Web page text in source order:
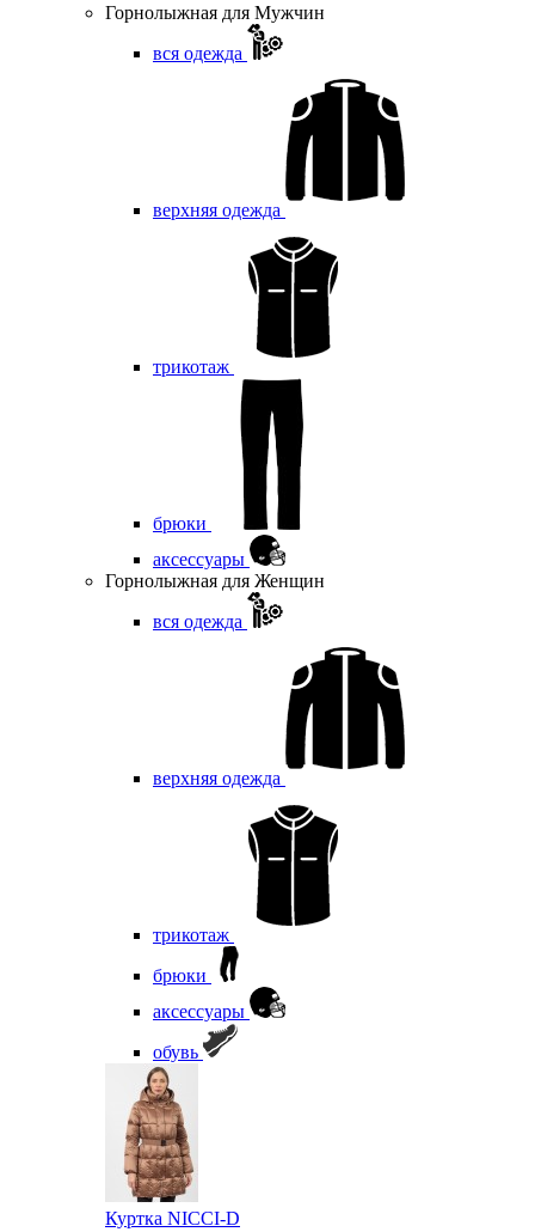
Горнолыжная для Мужчин
вся одежда
верхняя одежда
трикотаж
брюки
аксессуары
Горнолыжная для Женщин
вся одежда
верхняя одежда
трикотаж
брюки
аксессуары
обувь
Куртка NICCI-D